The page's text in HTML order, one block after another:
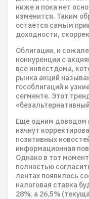
ниже и пока нет
изменится. Таким
остается самым
доходности,
Облигации, к
конкуренции с
все инвестдома,
рынка акций
гособлигаций и
сегменте. Этот
Еще одним доводом
начнут
позитивных
информационная
Однако в тот
полностью
лентах появилось
налоговая ставка
28%, а 26,5%